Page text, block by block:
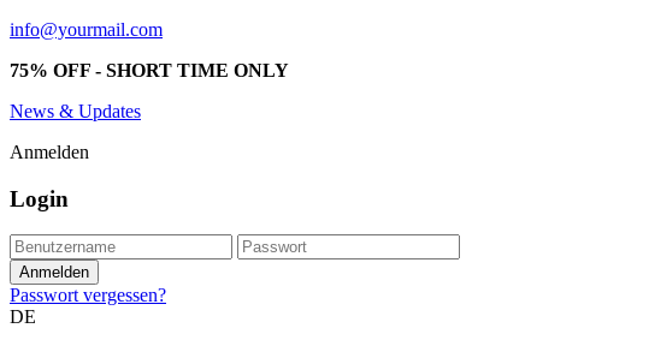
info@yourmail.com
75% OFF - SHORT TIME ONLY
News & Updates
Anmelden
Login
Passwort vergessen?
DE